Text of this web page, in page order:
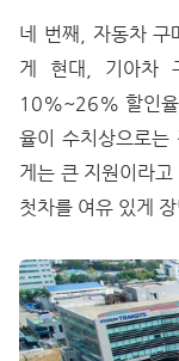
네 번째, 자동차 구
게 현대, 기아차
10%~26% 할인율
율이 수치상으로는
게는 큰 지원이라
첫차를 여유 있게